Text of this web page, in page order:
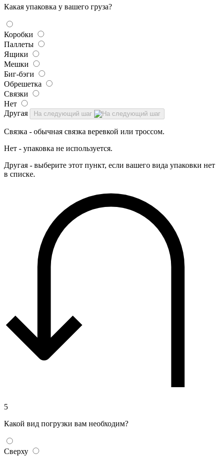
Какая упаковка у вашего груза?
Коробки
Паллеты
Ящики
Мешки
Биг-бэги
Обрешетка
Связки
Нет
Другая
На следующий шаг
Связка - обычная связка веревкой или троссом.
Нет - упаковка не используется.
Другая - выберите этот пункт, если вашего вида упаковки нет
в списке.
5
Какой вид погрузки вам необходим?
Сверху